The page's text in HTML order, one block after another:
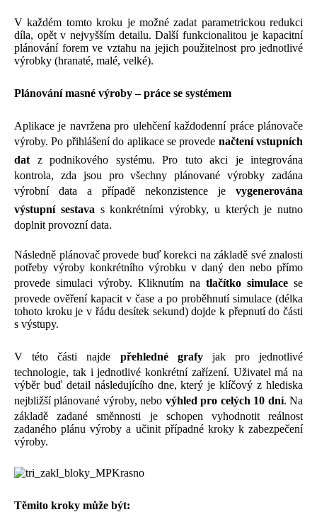
V každém tomto kroku je možné zadat parametrickou redukci
díla, opět v nejvyšším detailu. Další funkcionalitou je kapacitní
plánování forem ve vztahu na jejich použitelnost pro jednotlivé
výrobky (hranaté, malé, velké).
Plánování masné výroby – práce se systémem
Aplikace je navržena pro ulehčení každodenní práce plánovače
výroby. Po přihlášení do aplikace se provede načtení vstupních
dat z podnikového systému. Pro tuto akci je integrována
kontrola, zda jsou pro všechny plánované výrobky zadána
výrobní data a případě nekonzistence je vygenerována
výstupní sestava s konkrétními výrobky, u kterých je nutno
doplnit provozní data.
Následně plánovač provede buď korekci na základě své znalosti
potřeby výroby konkrétního výrobku v daný den nebo přímo
provede simulaci výroby. Kliknutím na tlačítko simulacese
provede ověření kapacit v čase a po proběhnutí simulace (délka
tohoto kroku je v řádu desítek sekund) dojde k přepnutí do části
s výstupy.
V této části najde přehledné grafyjak pro jednotlivé
technologie, tak i jednotlivé konkrétní zařízení. Uživatel má na
výběr buď detail následujícího dne, který je klíčový z hlediska
nejbližší plánované výroby, nebo výhled pro celých 10 dní. Na
základě zadané směnnosti je schopen vyhodnotit reálnost
zadaného plánu výroby a učinit případné kroky k zabezpečení
výroby.
Těmito kroky může být: